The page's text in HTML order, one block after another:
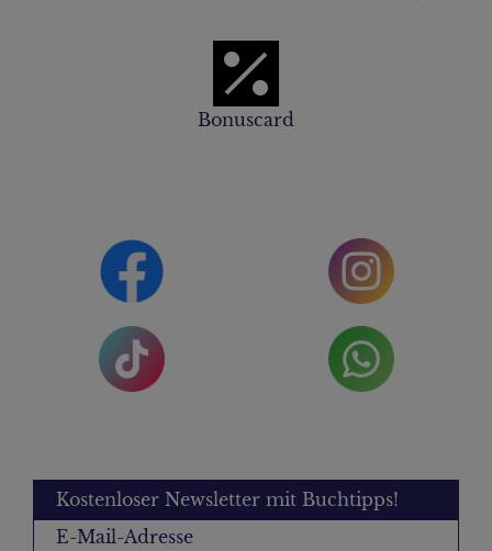
Bonuscard
Kostenloser Newsletter mit Buchtipps!